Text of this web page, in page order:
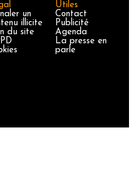
un
illicite
du site
Utiles
Contact
Publicité
Agenda
La presse en
parle